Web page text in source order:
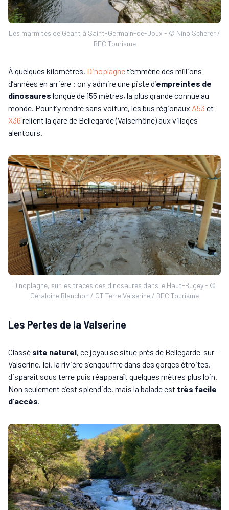
Les marmites de Géant à Saint-Germain-de-Joux - © Nino Scherer /
BFC Tourisme
À quelques kilomètres, Dinoplagnet’emmène des millions
d’années en arrière : on y admire une piste d’empreintes de
dinosaures longue de 155 mètres, la plus grande connue au
monde. Pour t’y rendre sans voiture, les bus régionaux A53 et
X36 relient la gare de Bellegarde (Valserhône) aux villages
alentours.
Dinoplagne, sur les traces des dinosaures dans le Haut-Bugey - ©
Géraldine Blanchon / OT Terre Valserine / BFC Tourisme
Les Pertes de la Valserine
Classé site naturel, ce joyau se situe près de Bellegarde-sur-
Valserine. Ici, la rivière s’engouffre dans des gorges étroites,
disparaît sous terre puis réapparaît quelques mètres plus loin.
Non seulement c’est splendide, mais la balade est très facile
d’accès